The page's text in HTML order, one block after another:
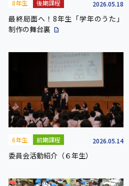
8年生 後期課程 2026.05.18
最終局面へ！8年生「学年のうた」
制作の舞台裏 description
6年生 前期課程 2026.05.14
委員会活動紹介（６年生）